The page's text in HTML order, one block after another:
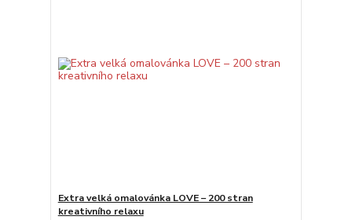
Extra velká omalovánka LOVE – 200 stran
kreativního relaxu